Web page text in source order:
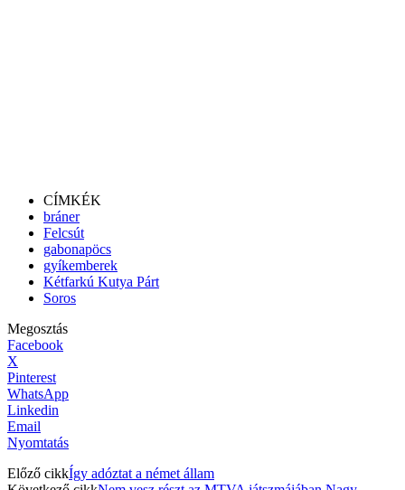
CÍMKÉK
bráner
Felcsút
gabonapöcs
gyíkemberek
Kétfarkú Kutya Párt
Soros
Megosztás
Facebook
X
Pinterest
WhatsApp
Linkedin
Email
Nyomtatás
Előző cikkÍgy adóztat a német állam